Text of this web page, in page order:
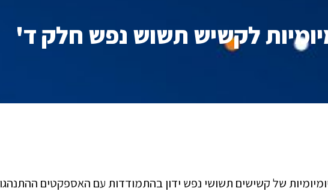
לקשיש תשוש נפש חלק ד'
של קשישים תשושי נפש ידון בהתמודדות עם האספקטים